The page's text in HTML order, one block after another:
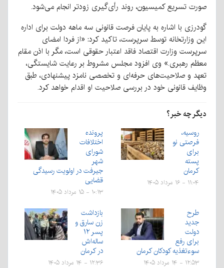
صورت تسریع کمیسیون، روند رأی‌گیری زودتر انجام می‌شود.
گودرزی با اشاره به پایان فرصت قانونی سه ماهه دولت برای اداره
این وزارتخانه توسط سرپرست، تاکید کرد: «از فردا امضای
سرپرست وزارت اقتصاد فاقد اعتبار حقوقی است، مگر با اذن مقام
معظم رهبری.» وی افزود مجلس مشروط بر رعایت شایستگی،
تعهد و صلاحیت‌های حرفه‌ای و تخصصی نامزد پیشنهادی، طبق
وظایف قانونی خود در بررسی صلاحیت او اقدام خواهد کرد.
دیگر چه خبر؟
روسیه،
فرصتی نو
برای
پسته
کرمان
۱۱:۰۴ - ۱۶ مرداد ۱۴۰۵
پرونده
اختلافات
شورای
شهر
جیرفت در اولویت رسیدگی
قضایی
۱۰:۱۳ - ۱۵ مرداد ۱۴۰۵
طرح
جدید
دولت
برای رفع
سوءتغذیه کودکان کرمان
۱۲:۵۳ - ۱۴ مرداد ۱۴۰۵
بازداشت
زن سارق و
پسر ۱۲
ساله‌اش
در کرمان
۱۲:۳۶ - ۱۴ مرداد ۱۴۰۵